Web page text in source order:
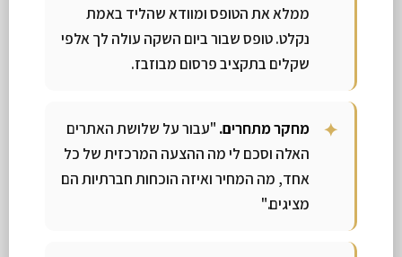
ממלא את הטופס ומוודא שהליד באמת
נקלט. טופס שבור ביום השקה עולה לך אלפי
שקלים בתקציב פרסום מבוזבז.
מחקר מתחרים. "עבור על שלושת האתרים
האלה וסכם לי מה ההצעה המרכזית של כל
אחד, מה המחיר ואיזה הוכחות חברתיות הם
מציגים."